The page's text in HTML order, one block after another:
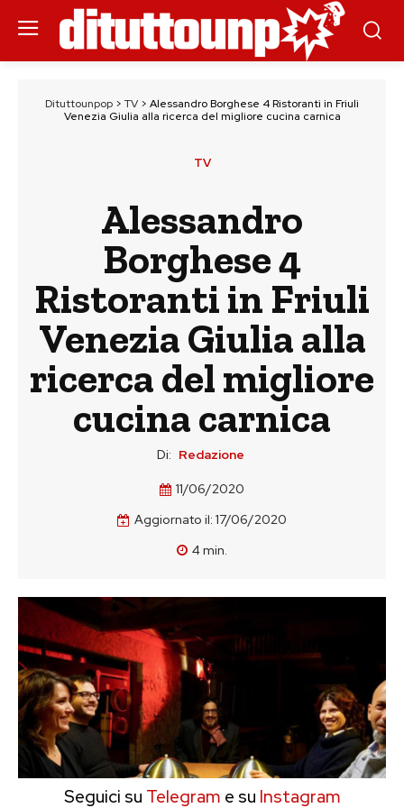
Dituttounpop > TV > Alessandro Borghese 4 Ristoranti in Friuli
Venezia Giulia alla ricerca del migliore cucina carnica
TV
Alessandro
Borghese 4
Ristoranti in Friuli
Venezia Giulia alla
ricerca del migliore
cucina carnica
Di: Redazione
11/06/2020
Aggiornato il: 17/06/2020
4min.
Seguici su Telegram e su Instagram